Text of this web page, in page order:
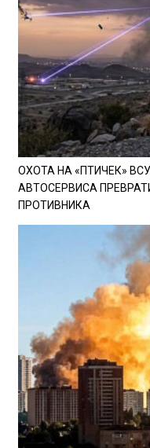
ОХОТА НА «ПТИЧЕК»
АВТОСЕРВИСА
ПРОТИВНИКА